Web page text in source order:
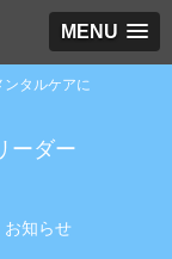
MENU
ンタルケアに
ーダー
お知らせ